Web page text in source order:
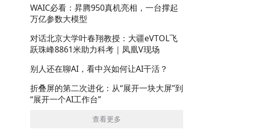
WAIC必看：昇腾950真机亮相，一台撑起
万亿参数大模型
对话北京大学叶春翔教授：大疆eVTOL飞
跃珠峰8861米助力科考｜凤凰V现场
别人还在聊AI，看中兴如何让AI干活？
折叠屏的第二次进化：从“展开一块大屏”到
“展开一个AI工作台”
查看更多